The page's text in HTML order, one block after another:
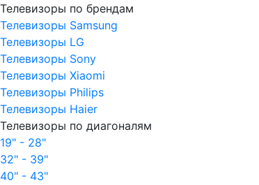
Телевизоры по брендам
Телевизоры Samsung
Телевизоры LG
Телевизоры Sony
Телевизоры Xiaomi
Телевизоры Philips
Телевизоры Haier
Телевизоры по диагоналям
19" - 28"
32" - 39"
40" - 43"